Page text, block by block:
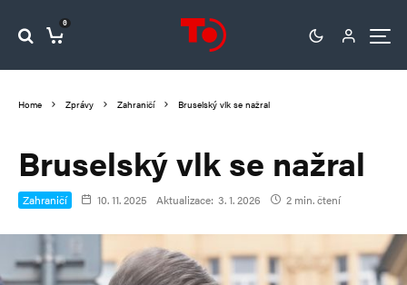
0
Home Zprávy Zahraničí Bruselský vlk se nažral
Bruselský vlk se nažral
Zahraničí 10. 11. 2025 Aktualizace: 3. 1. 2026 2 min. čtení